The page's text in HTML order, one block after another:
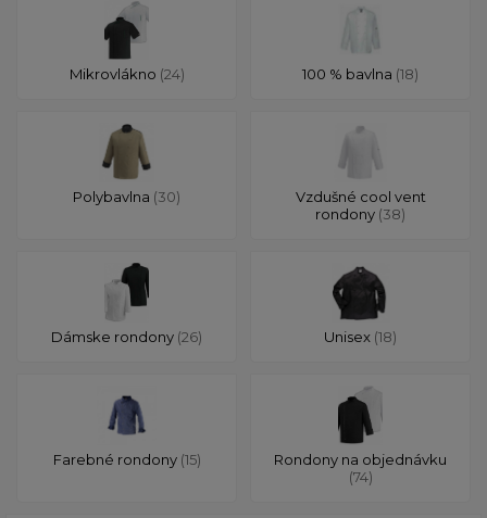
Mikrovlákno (24) 100 % bavlna (18)
Polybavlna (30)
Vzdušné cool vent
rondony (38)
Dámske rondony (26) Unisex (18)
Farebné rondony (15)
Rondony na objednávku
(74)